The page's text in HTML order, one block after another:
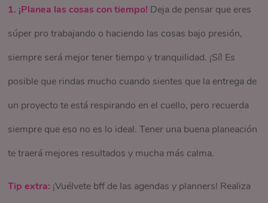
1. ¡Planea las cosas con tiempo! Deja de pensar que eres
súper pro trabajando o haciendo las cosas bajo presión,
siempre será mejor tener tiempo y tranquilidad. ¡Sí! Es
posible que rindas mucho cuando sientes que la entrega de
un proyecto te está respirando en el cuello, pero recuerda
siempre que eso no es lo ideal. Tener una buena planeación
te traerá mejores resultados y mucha más calma.
Tip extra: ¡Vuélvete bff de las agendas y planners! Realiza